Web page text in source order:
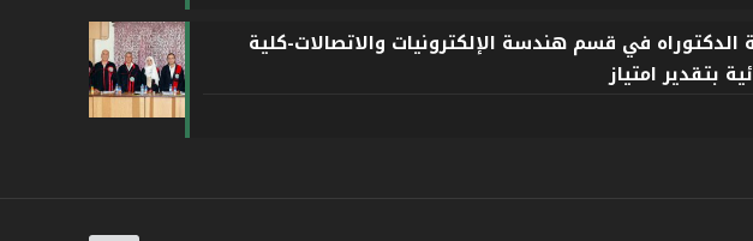
الدكتوراه في قسم هندسة الإلكترونيات والاتصالات-كلية
بتقدير امتياز